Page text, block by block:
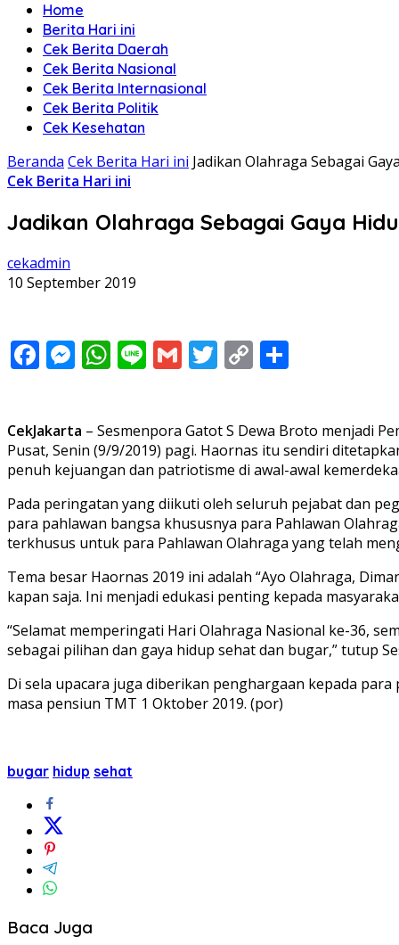
Home
Berita Hari ini
Cek Berita Daerah
Cek Berita Nasional
Cek Berita Internasional
Cek Berita Politik
Cek Kesehatan
Beranda Cek Berita Hari ini Jadikan Olahraga Sebagai
Cek Berita Hari ini
Jadikan Olahraga Sebagai Gaya
cekadmin
10 September 2019
Facebook
Messenger
WhatsApp
LineGmailTwitter
Copy
CekJakarta – Sesmenpora Gatot S Dewa Broto menjadi
Pusat, Senin (9/9/2019) pagi. Haornas itu sendiri
penuh kejuangan dan patriotisme di awal-awal
Pada peringatan yang diikuti oleh seluruh pejabat dan
para pahlawan bangsa khususnya para Pahlawan
terkhusus untuk para Pahlawan Olahraga yang telah
Tema besar Haornas 2019 ini adalah “Ayo Olahraga,
kapan saja. Ini menjadi edukasi penting kepada
“Selamat memperingati Hari Olahraga Nasional ke-36,
sebagai pilihan dan gaya hidup sehat dan bugar,” tutup
Di sela upacara juga diberikan penghargaan kepada
masa pensiun TMT 1 Oktober 2019. (por)
bugar hidup sehat
Baca Juga